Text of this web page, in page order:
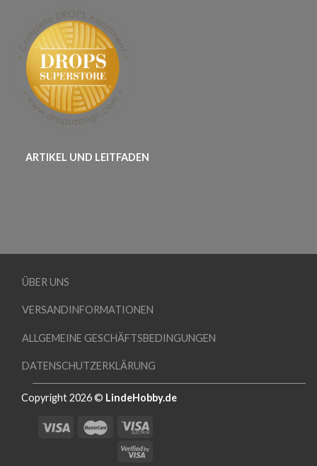
ARTIKEL UND LEITFADEN
ÜBER UNS
VERSANDINFORMATIONEN
ALLGEMEINE GESCHÄFTSBEDINGUNGEN
DATENSCHUTZERKLÄRUNG
Copyright 2026 © LindeHobby.de